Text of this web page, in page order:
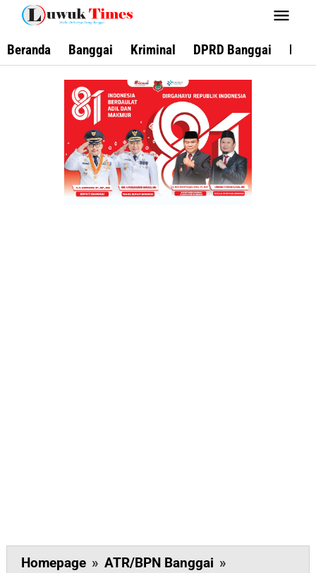
Lewati
konten
Beranda Banggai Kriminal DPRD Banggai
Homepage » ATR/BPN Banggai »